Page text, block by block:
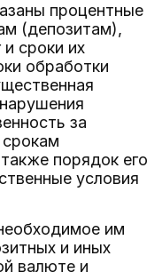
процентные
(депозитам),
и сроки их
обработки
за
порядок его
условия
им
и иных
валюте и